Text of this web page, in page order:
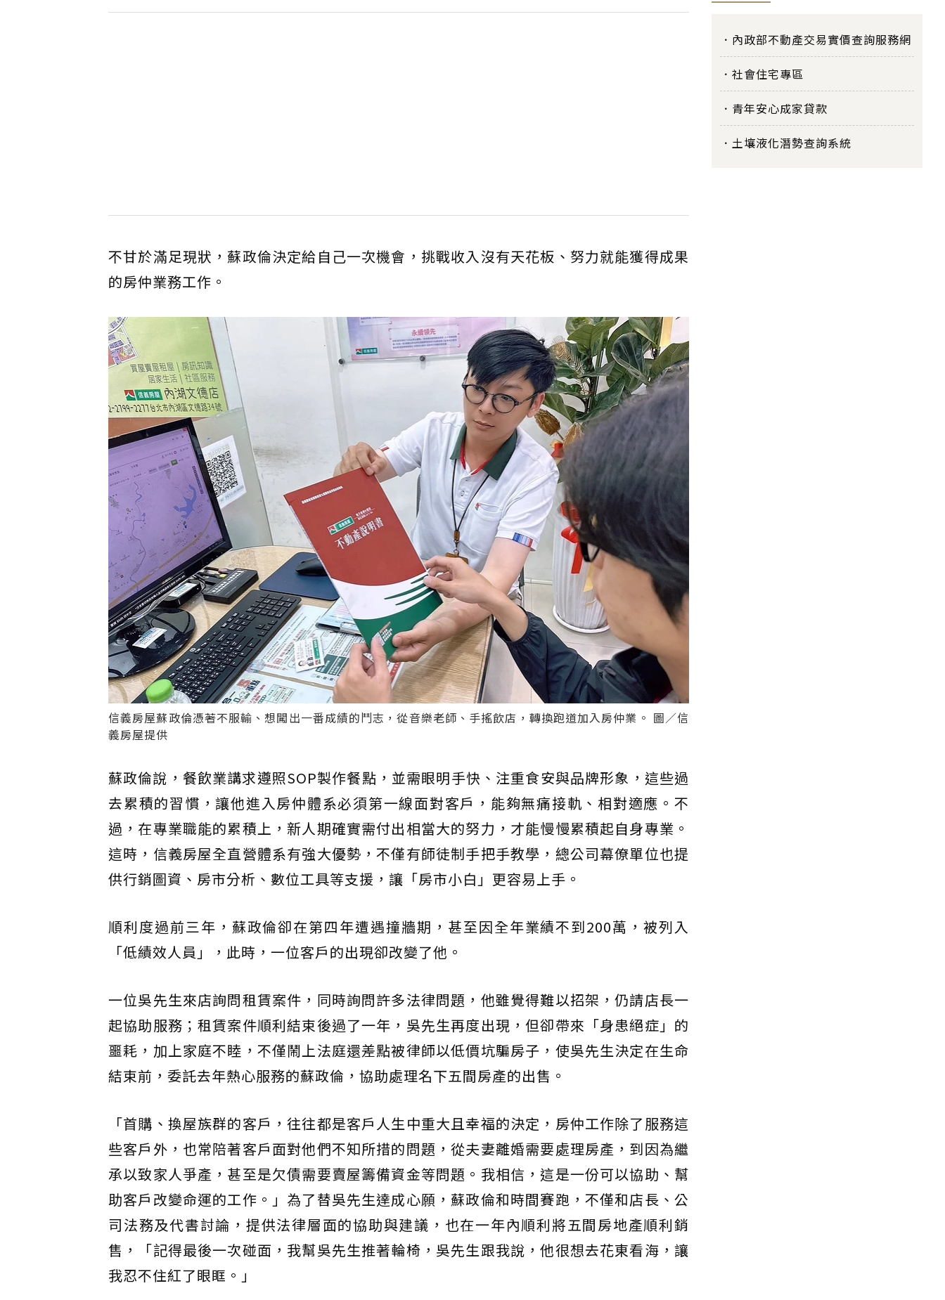
不甘於滿足現狀，蘇政倫決定給自己一次機會，挑戰收入沒有天花板、努力就能獲得成果
的房仲業務工作。
信義房屋蘇政倫憑著不服輸、想闖出一番成績的鬥志，從音樂老師、手搖飲店，轉換跑道加入房仲業。 圖／信
義房屋提供
蘇政倫說，餐飲業講求遵照SOP製作餐點，並需眼明手快、注重食安與品牌形象，這些過
去累積的習慣，讓他進入房仲體系必須第一線面對客戶，能夠無痛接軌、相對適應。不
過，在專業職能的累積上，新人期確實需付出相當大的努力，才能慢慢累積起自身專業。
這時，信義房屋全直營體系有強大優勢，不僅有師徒制手把手教學，總公司幕僚單位也提
供行銷圖資、房市分析、數位工具等支援，讓「房市小白」更容易上手。
順利度過前三年，蘇政倫卻在第四年遭遇撞牆期，甚至因全年業績不到200萬，被列入
「低績效人員」，此時，一位客戶的出現卻改變了他。
一位吳先生來店詢問租賃案件，同時詢問許多法律問題，他雖覺得難以招架，仍請店長一
起協助服務；租賃案件順利結束後過了一年，吳先生再度出現，但卻帶來「身患絕症」的
噩耗，加上家庭不睦，不僅鬧上法庭還差點被律師以低價坑騙房子，使吳先生決定在生命
結束前，委託去年熱心服務的蘇政倫，協助處理名下五間房產的出售。
「首購、換屋族群的客戶，往往都是客戶人生中重大且幸福的決定，房仲工作除了服務這
些客戶外，也常陪著客戶面對他們不知所措的問題，從夫妻離婚需要處理房產，到因為繼
承以致家人爭產，甚至是欠債需要賣屋籌備資金等問題。我相信，這是一份可以協助、幫
助客戶改變命運的工作。」為了替吳先生達成心願，蘇政倫和時間賽跑，不僅和店長、公
司法務及代書討論，提供法律層面的協助與建議，也在一年內順利將五間房地產順利銷
售，「記得最後一次碰面，我幫吳先生推著輪椅，吳先生跟我說，他很想去花東看海，讓
我忍不住紅了眼眶。」
內政部不動產交易實價查詢服務網
社會住宅專區
青年安心成家貸款
土壤液化潛勢查詢系統